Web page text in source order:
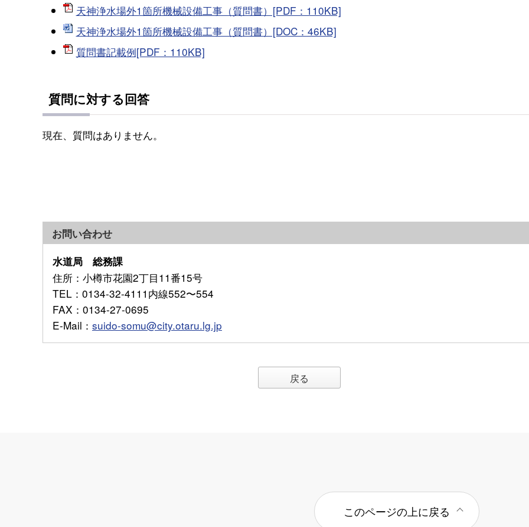
天神浄水場外1箇所機械設備工事（質問書）[PDF：110KB]
天神浄水場外1箇所機械設備工事（質問書）[DOC：46KB]
質問書記載例[PDF：110KB]
質問に対する回答
現在、質問はありません。
お問い合わせ
水道局 総務課
住所 ：小樽市花園2丁目11番15号
TEL ：0134-32-4111内線552〜554
FAX ：0134-27-0695
E-Mail ： suido-somu@city.otaru.lg.jp
戻る
このページの上に戻る